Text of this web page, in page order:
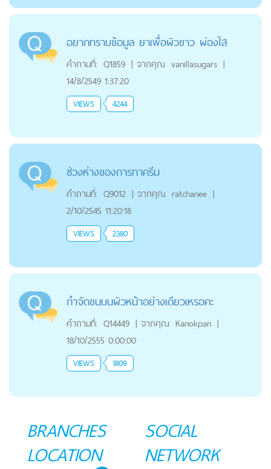
อยากทราบข้อมูล ยาเพื่อผิวขาว ผ่องใส
คำถามที่: Q1859 | จากคุณ vanillasugars |
14/8/2549 1:37:20
VIEWS 4244
ช่วงห่างของการทาครีม
คำถามที่: Q9012 | จากคุณ ratchanee |
2/10/2545 11:20:18
VIEWS 2380
กำจัดขนบนผิวหน้าอย่างเดียวเหรอคะ
คำถามที่: Q14449 | จากคุณ Kanokpan |
18/10/2555 0:00:00
VIEWS 1809
BRANCHES
LOCATION
SOCIAL
NETWORK